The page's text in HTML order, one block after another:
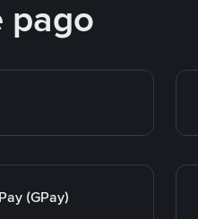
pago
(GPay)